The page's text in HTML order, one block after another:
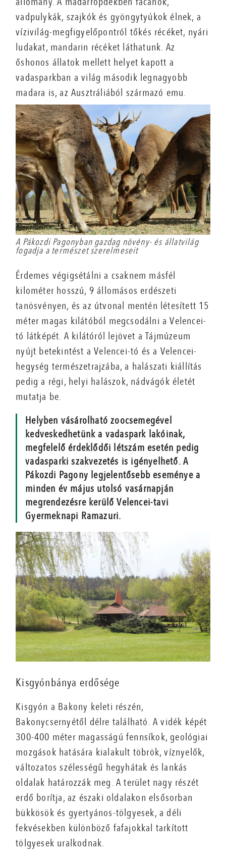
vadpulykák, szajkók és gyöngytyúkok élnek, a
vízivilág-megfigyelőpontról tőkés récéket, nyári
ludakat, mandarin récéket láthatunk. Az
őshonos állatok mellett helyet kapott a
vadasparkban a világ második legnagyobb
madara is, az Ausztráliából származó emu.
A Pákozdi Pagonyban gazdag növény- és állatvilág
fogadja a természet szerelmeseit
Érdemes végigsétálni a csaknem másfél
kilométer hosszú, 9 állomásos erdészeti
tanösvényen, és az útvonal mentén létesített 15
méter magas kilátóból megcsodálni a Velencei-
tó látképét. A kilátóról lejövet a Tájmúzeum
nyújt betekintést a Velencei-tó és a Velencei-
hegység természetrajzába, a halászati kiállítás
pedig a régi, helyi halászok, nádvágók életét
mutatja be.
Helyben vásárolható zoocsemegével
kedveskedhetünk a vadaspark lakóinak,
megfelelő érdeklődői létszám esetén pedig
vadasparki szakvezetés is igényelhető. A
Pákozdi Pagony legjelentősebb eseménye a
minden év május utolsó vasárnapján
megrendezésre kerülő Velencei-tavi
Gyermeknapi Ramazuri.
Kisgyónbánya erdősége
Kisgyón a Bakony keleti részén,
Bakonycsernyétől délre található. A vidék képét
300-400 méter magasságú fennsíkok, geológiai
mozgások hatására kialakult töbrök, víznyelők,
változatos szélességű hegyhátak és lankás
oldalak határozzák meg. A terület nagy részét
erdő borítja, az északi oldalakon elsősorban
bükkösök és gyertyános-tölgyesek, a déli
fekvésekben különböző fafajokkal tarkított
tölgyesek uralkodnak.